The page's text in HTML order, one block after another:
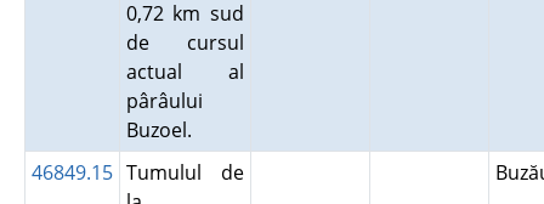
0,72 km sud
de cursul
actual al
pârâului
Buzoel.
46849.15 Tumulul de